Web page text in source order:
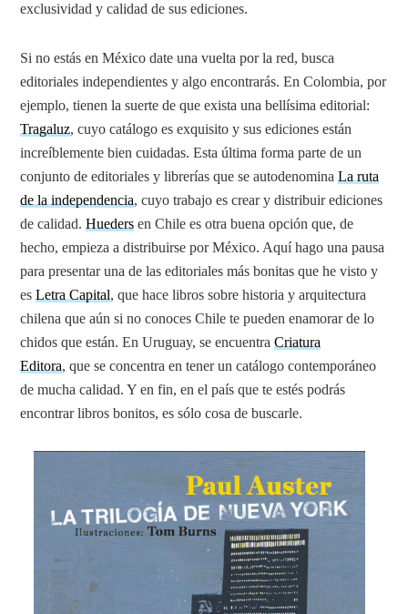
exclusividad y calidad de sus ediciones.
Si no estás en México date una vuelta por la red, busca
editoriales independientes y algo encontrarás. En Colombia, por
ejemplo, tienen la suerte de que exista una bellísima editorial:
Tragaluz, cuyo catálogo es exquisito y sus ediciones están
increíblemente bien cuidadas. Esta última forma parte de un
conjunto de editoriales y librerías que se autodenominaLa ruta
de la independencia,cuyo trabajo es crear y distribuir ediciones
de calidad.Hueders en Chile es otra buena opción que, de
hecho, empieza a distribuirse por México. Aquí hago una pausa
para presentar una de las editoriales más bonitas que he visto y
esLetra Capital, que hace libros sobre historia y arquitectura
chilena que aún si no conoces Chile te pueden enamorar de lo
chidos que están. En Uruguay, se encuentraCriatura
Editora, que se concentra en tener un catálogo contemporáneo
de mucha calidad. Y en fin, en el país que te estés podrás
encontrar libros bonitos, es sólo cosa de buscarle.